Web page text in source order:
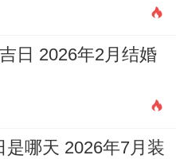
日 2026年2月结婚
哪天 2026年7月装